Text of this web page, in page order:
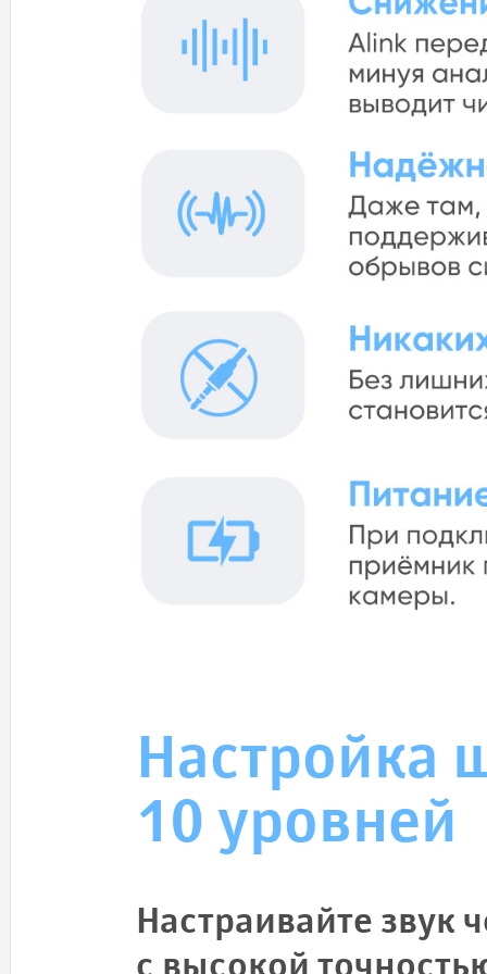
Настройка
10 уровней
Настраивайте звук